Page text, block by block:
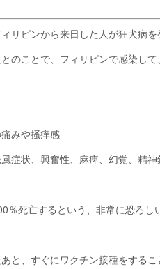
リピンから来日した人が狂犬病を
のことで、フィリピンで感染し
みや掻痒感
症状、興奮性、麻痺、幻覚、精
死亡するという、非常に恐ろし
と、すぐにワクチン接種をするこ